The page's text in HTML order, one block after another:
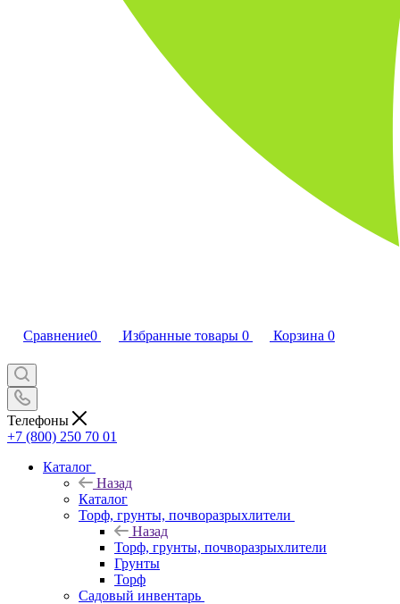
Сравнение0 Избранные товары 0 Корзина 0
Телефоны
+7 (800) 250 70 01
Каталог
Назад
Каталог
Торф, грунты, почворазрыхлители
Назад
Торф, грунты, почворазрыхлители
Грунты
Торф
Садовый инвентарь